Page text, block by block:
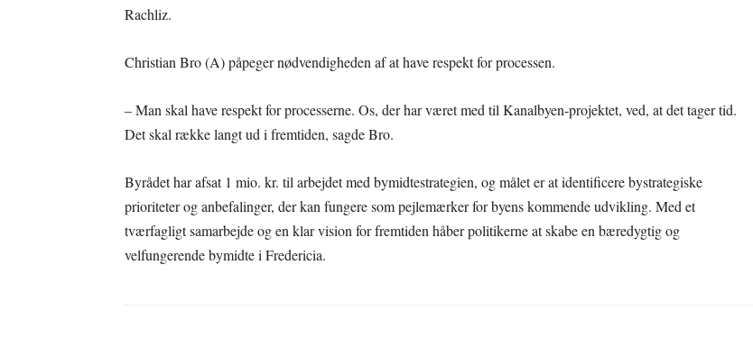
Rachliz.
Christian Bro (A) påpeger nødvendigheden af at have respekt for processen.
– Man skal have respekt for processerne. Os, der har været med til Kanalbyen-projektet, ved, at det tager tid.
Det skal række langt ud i fremtiden, sagde Bro.
Byrådet har afsat 1 mio. kr. til arbejdet med bymidtestrategien, og målet er at identificere bystrategiske
prioriteter og anbefalinger, der kan fungere som pejlemærker for byens kommende udvikling. Med et
tværfagligt samarbejde og en klar vision for fremtiden håber politikerne at skabe en bæredygtig og
velfungerende bymidte i Fredericia.